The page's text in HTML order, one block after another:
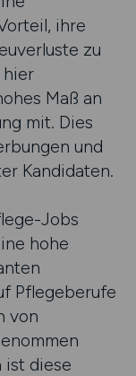
ihre
zu
Maß an
mit. Dies
und
Kandidaten.
Jobs
hohe
Pflegeberufe
von
ist diese